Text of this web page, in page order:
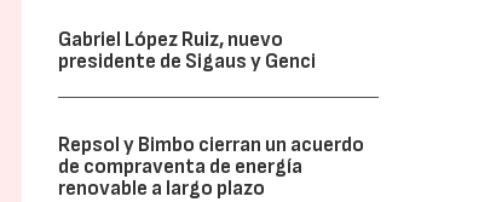
Gabriel López Ruiz, nuevo
presidente de Sigaus y Genci
Repsol y Bimbo cierran un acuerdo
de compraventa de energía
renovable a largo plazo